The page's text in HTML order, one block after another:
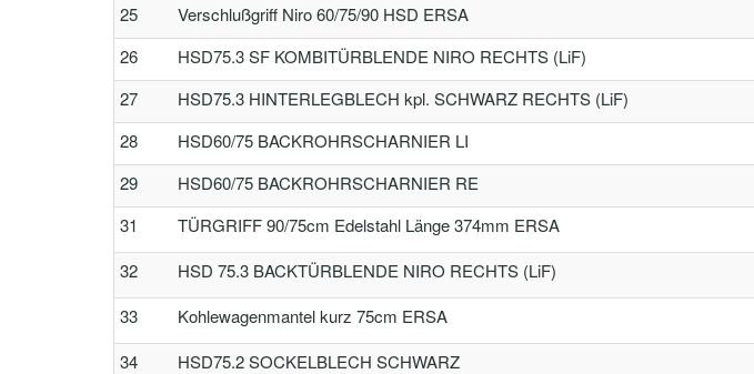
25 Verschlußgriff Niro 60/75/90 HSD ERSA
26 HSD75.3 SF KOMBITÜRBLENDE NIRO RECHTS (LiF)
27 HSD75.3 HINTERLEGBLECH kpl. SCHWARZ RECHTS (LiF)
28 HSD60/75 BACKROHRSCHARNIER LI
29 HSD60/75 BACKROHRSCHARNIER RE
31 TÜRGRIFF 90/75cm Edelstahl Länge 374mm ERSA
32 HSD 75.3 BACKTÜRBLENDE NIRO RECHTS (LiF)
33 Kohlewagenmantel kurz 75cm ERSA
34 HSD75.2 SOCKELBLECH SCHWARZ